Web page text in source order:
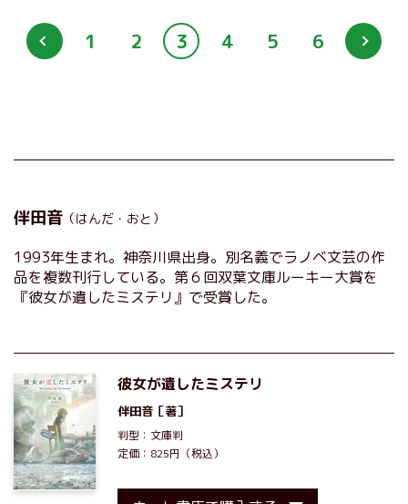
1 2 3 4 5 6
伴田音 （はんだ・おと）
1993年生まれ。神奈川県出身。別名義でラノベ文芸の作
品を複数刊行している。第６回双葉文庫ルーキー大賞を
『彼女が遺したミステリ』で受賞した。
彼女が遺したミステリ
伴田音 ［著］
判型：文庫判
定価：825円（税込）